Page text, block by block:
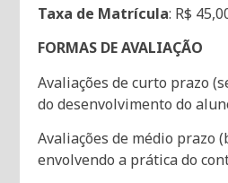
Taxa de Matrícula: R$
FORMAS DE AVALIAÇÃO
Avaliações de curto prazo
do desenvolvimento do
Avaliações de médio prazo
envolvendo a prática do